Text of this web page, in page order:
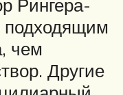
Рингера-
подходящим
чем
Другие